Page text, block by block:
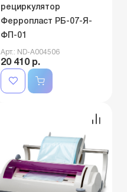
рециркулятор
Ферропласт РБ-07-Я-
ФП-01
Арт.: ND-A004506
20 410 р.